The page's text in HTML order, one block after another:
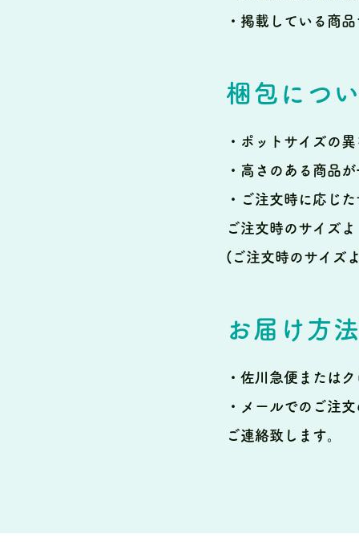
・掲載している商
梱包につ
・ポットサイズの
・高さのある商品
・ご注文時に応じ
ご注文時のサイズ
(ご注文時のサイズ
お届け方
・佐川急便または
・メールでのご注
ご連絡致します。